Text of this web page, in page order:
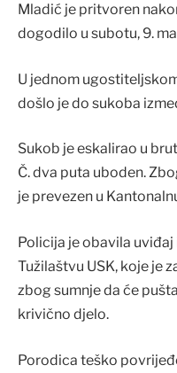
Mladić je pritvoren
dogodilo u subotu, 9.
U jednom
došlo je do sukoba
Sukob je eskalirao u
Č. dva puta uboden.
je prevezen u
Policija je obavila uviđaj
Tužilaštvu USK, koje je
zbog sumnje da će
krivično djelo.
Porodica teško